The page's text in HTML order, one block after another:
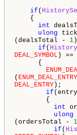
if (
{
int
ulong
(dealsTotal - 1
if (
DEAL_SYMBOL ) ==
{
( ENUM_DEAL_ENTRY
DEAL_ENTRY );
if
{
int
ulong
(ordersTotal - 1
if (